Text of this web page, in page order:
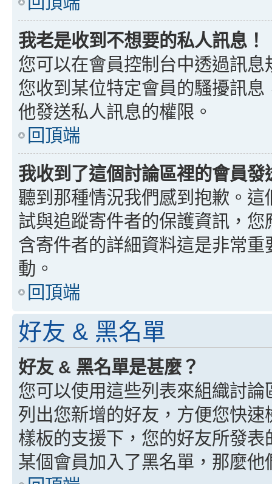
我老是收到不想要的私人訊息！
您可以在會員控制台中透過訊
您收到某位特定會員的騷擾訊
他發送私人訊息的權限。
回頂端
我收到了這個討論區裡的會員
聽到那種情況我們感到抱歉。
試與追蹤寄件者的保護資訊，
含寄件者的詳細資料這是非常
動。
回頂端
好友 & 黑名單
好友 & 黑名單是甚麼？
您可以使用這些列表來組織討
列出您新增的好友，方便您快
樣板的支援下，您的好友所發
某個會員加入了黑名單，那麼